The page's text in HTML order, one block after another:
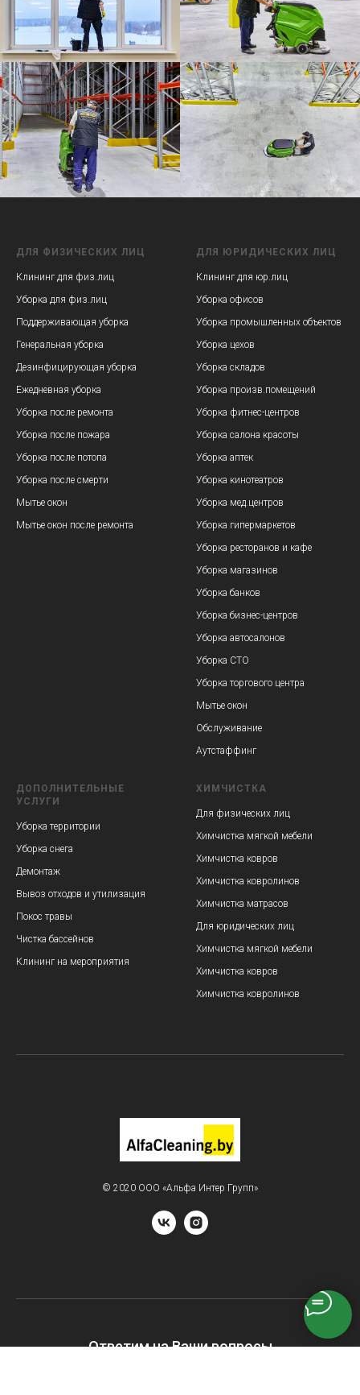
ДЛЯ ФИЗИЧЕСКИХ ЛИЦ
Клининг для физ.лиц
Уборка для физ.лиц
Поддерживающая уборка
Генеральная уборка
Дезинфицирующая уборка
Ежедневная уборка
Уборка после ремонта
Уборка после пожара
Уборка после потопа
Уборка после смерти
Мытье окон
Мытье окон после ремонта
ДЛЯ ЮРИДИЧЕСКИХ ЛИЦ
Клининг для юр.лиц
Уборка офисов
Уборка промышленных объектов
Уборка цехов
Уборка складов
Уборка произв.помещений
Уборка фитнес-центров
Уборка салона красоты
Уборка аптек
Уборка кинотеатров
Уборка мед.центров
Уборка гипермаркетов
Уборка ресторанов и кафе
Уборка магазинов
Уборка банков
Уборка бизнес-центров
Уборка автосалонов
Уборка СТО
Уборка торгового центра
Мытье окон
Обслуживание
Аутстаффинг
ДОПОЛНИТЕЛЬНЫЕ
УСЛУГИ
Уборка территории
Уборка снега
Демонтаж
Вывоз отходов и утилизация
Покос травы
Чистка бассейнов
Клининг на мероприятия
ХИМЧИСТКА
Для физических лиц
Химчистка мягкой мебели
Химчистка ковров
Химчистка ковролинов
Химчистка матрасов
Для юридических лиц
Химчистка мягкой мебели
Химчистка ковров
Химчистка ковролинов
© 2020 ООО «Альфа Интер Групп»
Ответим на Ваши вопросы